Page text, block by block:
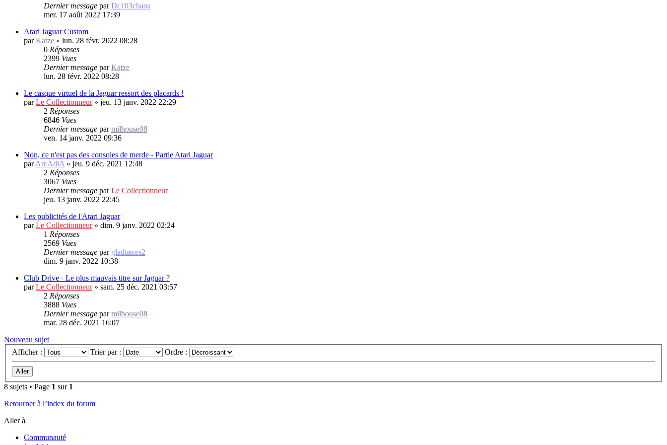
Dernier message parDc103chaos
mer. 17 août 2022 17:39
Atari Jaguar Custom
parKatze » lun. 28 févr. 2022 08:28
0 Réponses
2399 Vues
Dernier message parKatze
lun. 28 févr. 2022 08:28
Le casque virtuel de la Jaguar ressort des placards !
parLe Collectionneur» jeu. 13 janv. 2022 22:29
2 Réponses
6846 Vues
Dernier message parmilhouse08
ven. 14 janv. 2022 09:36
Non, ce n'est pas des consoles de merde - Partie Atari Jaguar
parArcAdiA » jeu. 9 déc. 2021 12:48
2 Réponses
3067 Vues
Dernier message parLe Collectionneur
jeu. 13 janv. 2022 22:45
Les publicités de l'Atari Jaguar
parLe Collectionneur» dim. 9 janv. 2022 02:24
1 Réponses
2569 Vues
Dernier message par gladiators2
dim. 9 janv. 2022 10:38
Club Drive - Le plus mauvais titre sur Jaguar ?
parLe Collectionneur» sam. 25 déc. 2021 03:57
2 Réponses
3888 Vues
Dernier message parmilhouse08
mar. 28 déc. 2021 16:07
Nouveau sujet
Afficher :
Trier par : Ordre :
8 sujets • Page 1 sur 1
Retourner à l’index du forum
Aller à
Communauté